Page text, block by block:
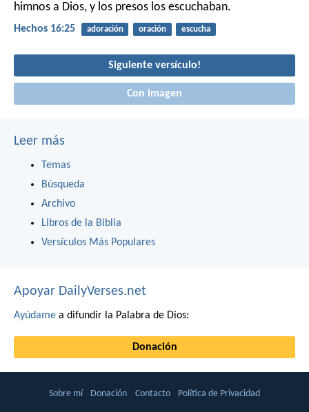
himnos a Dios, y los presos los escuchaban.
Hechos 16:25 adoración oración escucha
Siguiente versículo!
Con imagen
Leer más
Temas
Búsqueda
Archivo
Libros de la Biblia
Versículos Más Populares
Apoyar DailyVerses.net
Ayúdame a difundir la Palabra de Dios:
Donación
Sobre mí Donación Contacto Política de Privacidad